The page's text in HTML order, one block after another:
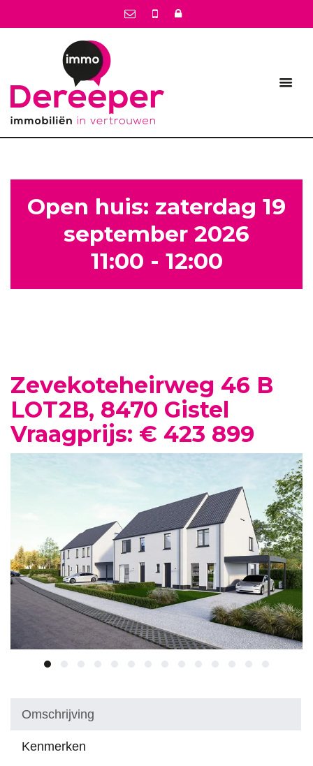
Open huis: zaterdag 19
september 2026
11:00 - 12:00
Zevekoteheirweg 46 B
LOT2B, 8470 Gistel
Vraagprijs: € 423 899
Omschrijving
Kenmerken